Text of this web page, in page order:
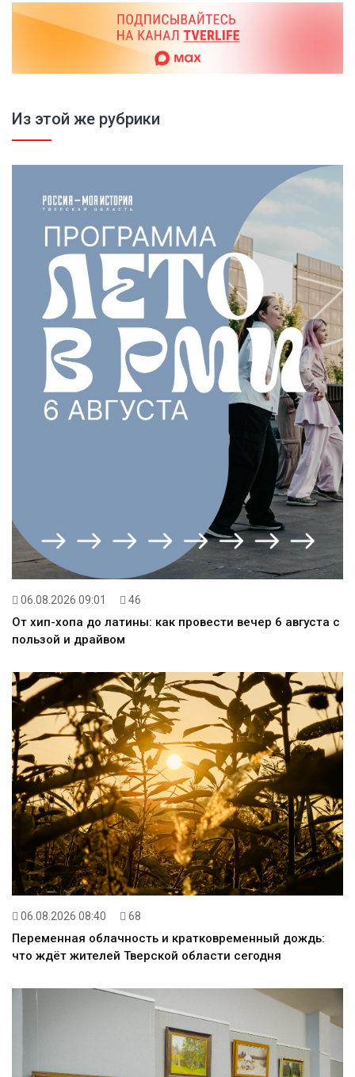
Из этой же рубрики
06.08.2026 09:01 46
От хип-хопа до латины: как провести вечер 6 августа с
пользой и драйвом
06.08.2026 08:40 68
Переменная облачность и кратковременный дождь:
что ждёт жителей Тверской области сегодня